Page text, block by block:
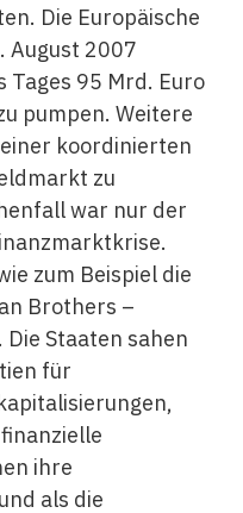
Die Europäische
August 2007
95 Mrd. Euro
pumpen. Weitere
koordinierten
zu
war nur der
zum Beispiel die
Brothers –
Staaten sahen
für
ihre
als die